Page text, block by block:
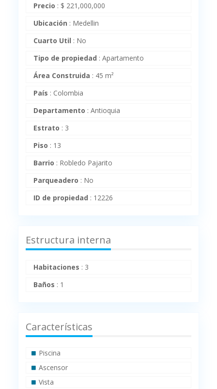
Precio : $ 221,000,000
Ubicación : Medellin
Cuarto Util : No
Tipo de propiedad :Apartamento
Área Construida : 45 m²
País : Colombia
Departamento :Antioquia
Estrato : 3
Piso : 13
Barrio : Robledo Pajarito
Parqueadero : No
ID de propiedad : 12226
Estructura interna
Habitaciones : 3
Baños : 1
Características
Piscina
Ascensor
Vista